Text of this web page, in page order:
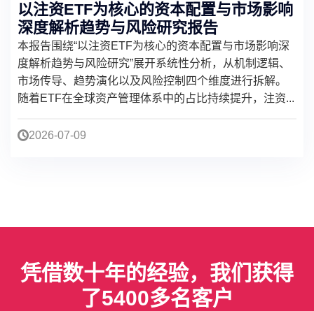
以注资ETF为核心的资本配置与市场影响
深度解析趋势与风险研究报告
本报告围绕“以注资ETF为核心的资本配置与市场影响深
度解析趋势与风险研究”展开系统性分析，从机制逻辑、
市场传导、趋势演化以及风险控制四个维度进行拆解。
随着ETF在全球资产管理体系中的占比持续提升，注资...
2026-07-09
凭借数十年的经验，我们获得
了5400多名客户